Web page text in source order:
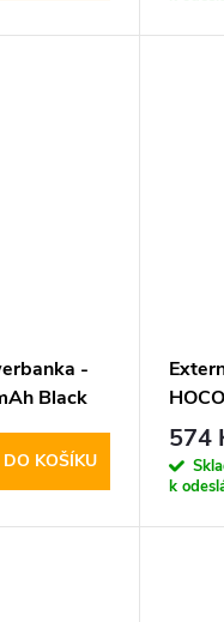
-
Black
DO KOŠÍKU
Black
574
k